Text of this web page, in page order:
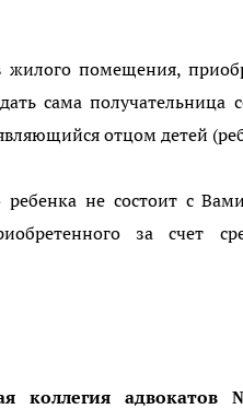
жилого помещения,
сама
отцом детей
не состоит с
за счет
коллегия